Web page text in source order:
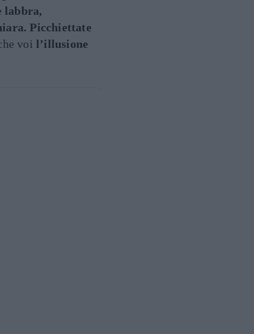
labbra,
Picchiettate
voi l’illusione